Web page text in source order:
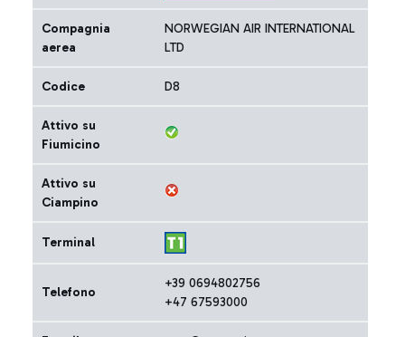
Compagnia
aerea
NORWEGIAN AIR INTERNATIONAL
LTD
Codice D8
Attivo su
Fiumicino
Attivo su
Ciampino
Terminal
Telefono
+39 0694802756
+47 67593000